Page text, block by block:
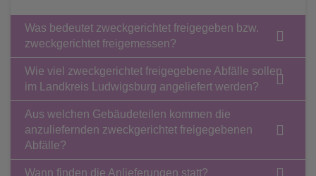
Was bedeutet zweckgerichtet freigegeben bzw.
zweckgerichtet freigemessen?
Wie viel zweckgerichtet freigegebene Abfälle sollen
im Landkreis Ludwigsburg angeliefert werden?
Aus welchen Gebäudeteilen kommen die
anzuliefernden zweckgerichtet freigegebenen
Abfälle?
Wann finden die Anlieferungen statt?